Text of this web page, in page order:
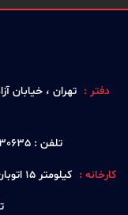
دفتر : تهران ، خيابان
تلفن : 4 , 54784000 021
کارخانه : كيلومتر 15 اتوبان كرج، قزوين، جنب پل دوم كردان